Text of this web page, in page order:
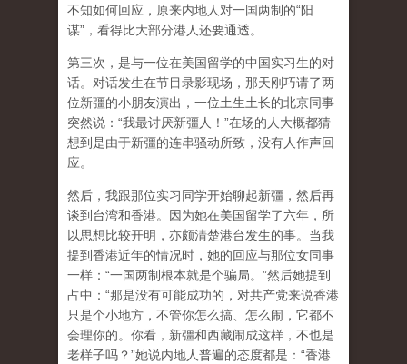
不知如何回应，原来内地人对一国两制的“阳
谋”，看得比大部分港人还要通透。
第三次，是与一位在美国留学的中国实习生的对
话。对话发生在节目录影现场，那天刚巧请了两
位新彊的小朋友演出，一位土生土长的北京同事
突然说：“我最讨厌新彊人！”在场的人大概都猜
想到是由于新彊的连串骚动所致，没有人作声回
应。
然后，我跟那位实习同学开始聊起新彊，然后再
谈到台湾和香港。因为她在美国留学了六年，所
以思想比较开明，亦颇清楚港台发生的事。当我
提到香港近年的情况时，她的回应与那位女同事
一样：“一国两制根本就是个骗局。”然后她提到
占中：“那是没有可能成功的，对共产党来说香港
只是个小地方，不管你怎么搞、怎么闹，它都不
会理你的。你看，新彊和西藏闹成这样，不也是
老样子吗？”她说内地人普遍的态度都是：“香港